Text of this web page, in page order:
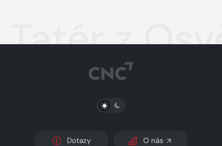
Tatér z
PŘEPNOUT SVĚTLÝ/TMAVÝ REŽIM
Dotazy O nás